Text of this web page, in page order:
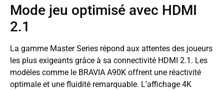
Mode jeu optimisé avec HDMI
2.1
La gamme Master Series répond aux attentes des joueurs
les plus exigeants grâce à sa connectivité HDMI 2.1. Les
modèles comme le BRAVIA A90K offrent une réactivité
optimale et une fluidité remarquable. L’affichage 4K